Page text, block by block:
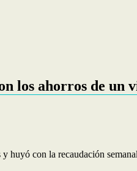
los ahorros de un
huyó con la recaudación